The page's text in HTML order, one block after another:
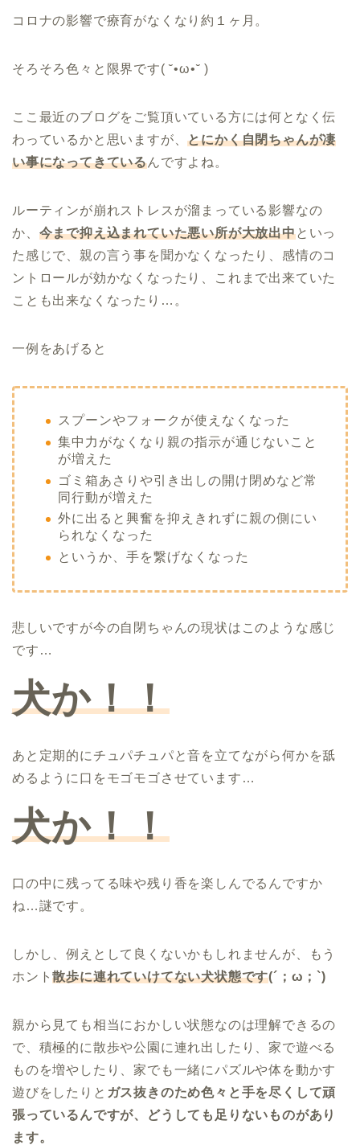
コロナの影響で療育がなくなり約１ヶ月。
そろそろ色々と限界です( ˘•ω•˘ )
ここ最近のブログをご覧頂いている方には何となく伝
わっているかと思いますが、とにかく自閉ちゃんが凄
い事になってきているんですよね。
ルーティンが崩れストレスが溜まっている影響なの
か、 今まで抑え込まれていた悪い所が大放出中といっ
た感じで、親の言う事を聞かなくなったり、感情のコ
ントロールが効かなくなったり、これまで出来ていた
ことも出来なくなったり…。
一例をあげると
スプーンやフォークが使えなくなった
集中力がなくなり親の指示が通じないこと
が増えた
ゴミ箱あさりや引き出しの開け閉めなど常
同行動が増えた
外に出ると興奮を抑えきれずに親の側にい
られなくなった
というか、手を繋げなくなった
悲しいですが今の自閉ちゃんの現状はこのような感じ
です…
犬か！！
あと定期的にチュパチュパと音を立てながら何かを舐
めるように口をモゴモゴさせています…
犬か！！
口の中に残ってる味や残り香を楽しんでるんですか
ね…謎です。
しかし、例えとして良くないかもしれませんが、もう
ホント散歩に連れていけてない犬状態です(´；ω；`)
親から見ても相当におかしい状態なのは理解できるの
で、積極的に散歩や公園に連れ出したり、家で遊べる
ものを増やしたり、家でも一緒にパズルや体を動かす
遊びをしたりと ガス抜きのため色々と手を尽くして頑
張っているんですが、どうしても足りないものがあり
ます。